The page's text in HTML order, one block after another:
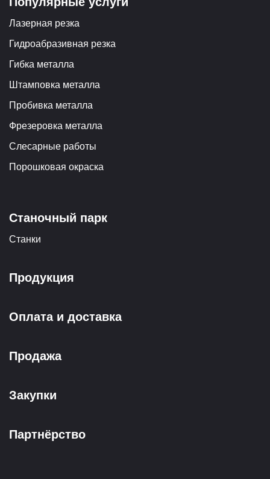
Лазерная резка
Гидроабразивная резка
Гибка металла
Штамповка металла
Пробивка металла
Фрезеровка металла
Слесарные работы
Порошковая окраска
Станочный парк
Станки
Продукция
Оплата и доставка
Продажа
Закупки
Партнёрство